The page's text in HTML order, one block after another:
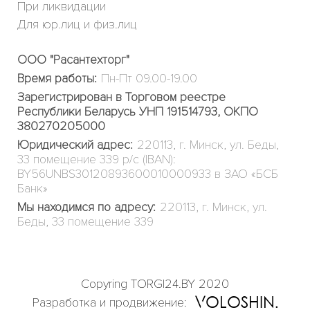
ООО "Расантехторг"
Время работы: Пн-Пт 09.00-19.00
Зарегистрирован в Торговом реестре
Республики Беларусь УНП 191514793, ОКПО
380270205000
Юридический адрес: 220113, г. Минск, ул. Беды,
33 помещение 339 р/с (IBAN):
BY56UNBS30120893600010000933 в ЗАО «БСБ
Банк»
Мы находимся по адресу: 220113, г. Минск, ул.
Беды, 33 помещение 339
При ликвидации
Для юр.лиц и физ.лиц
Copyring TORGI24.BY 2020
Разработка и продвижение:
OLOSHIN